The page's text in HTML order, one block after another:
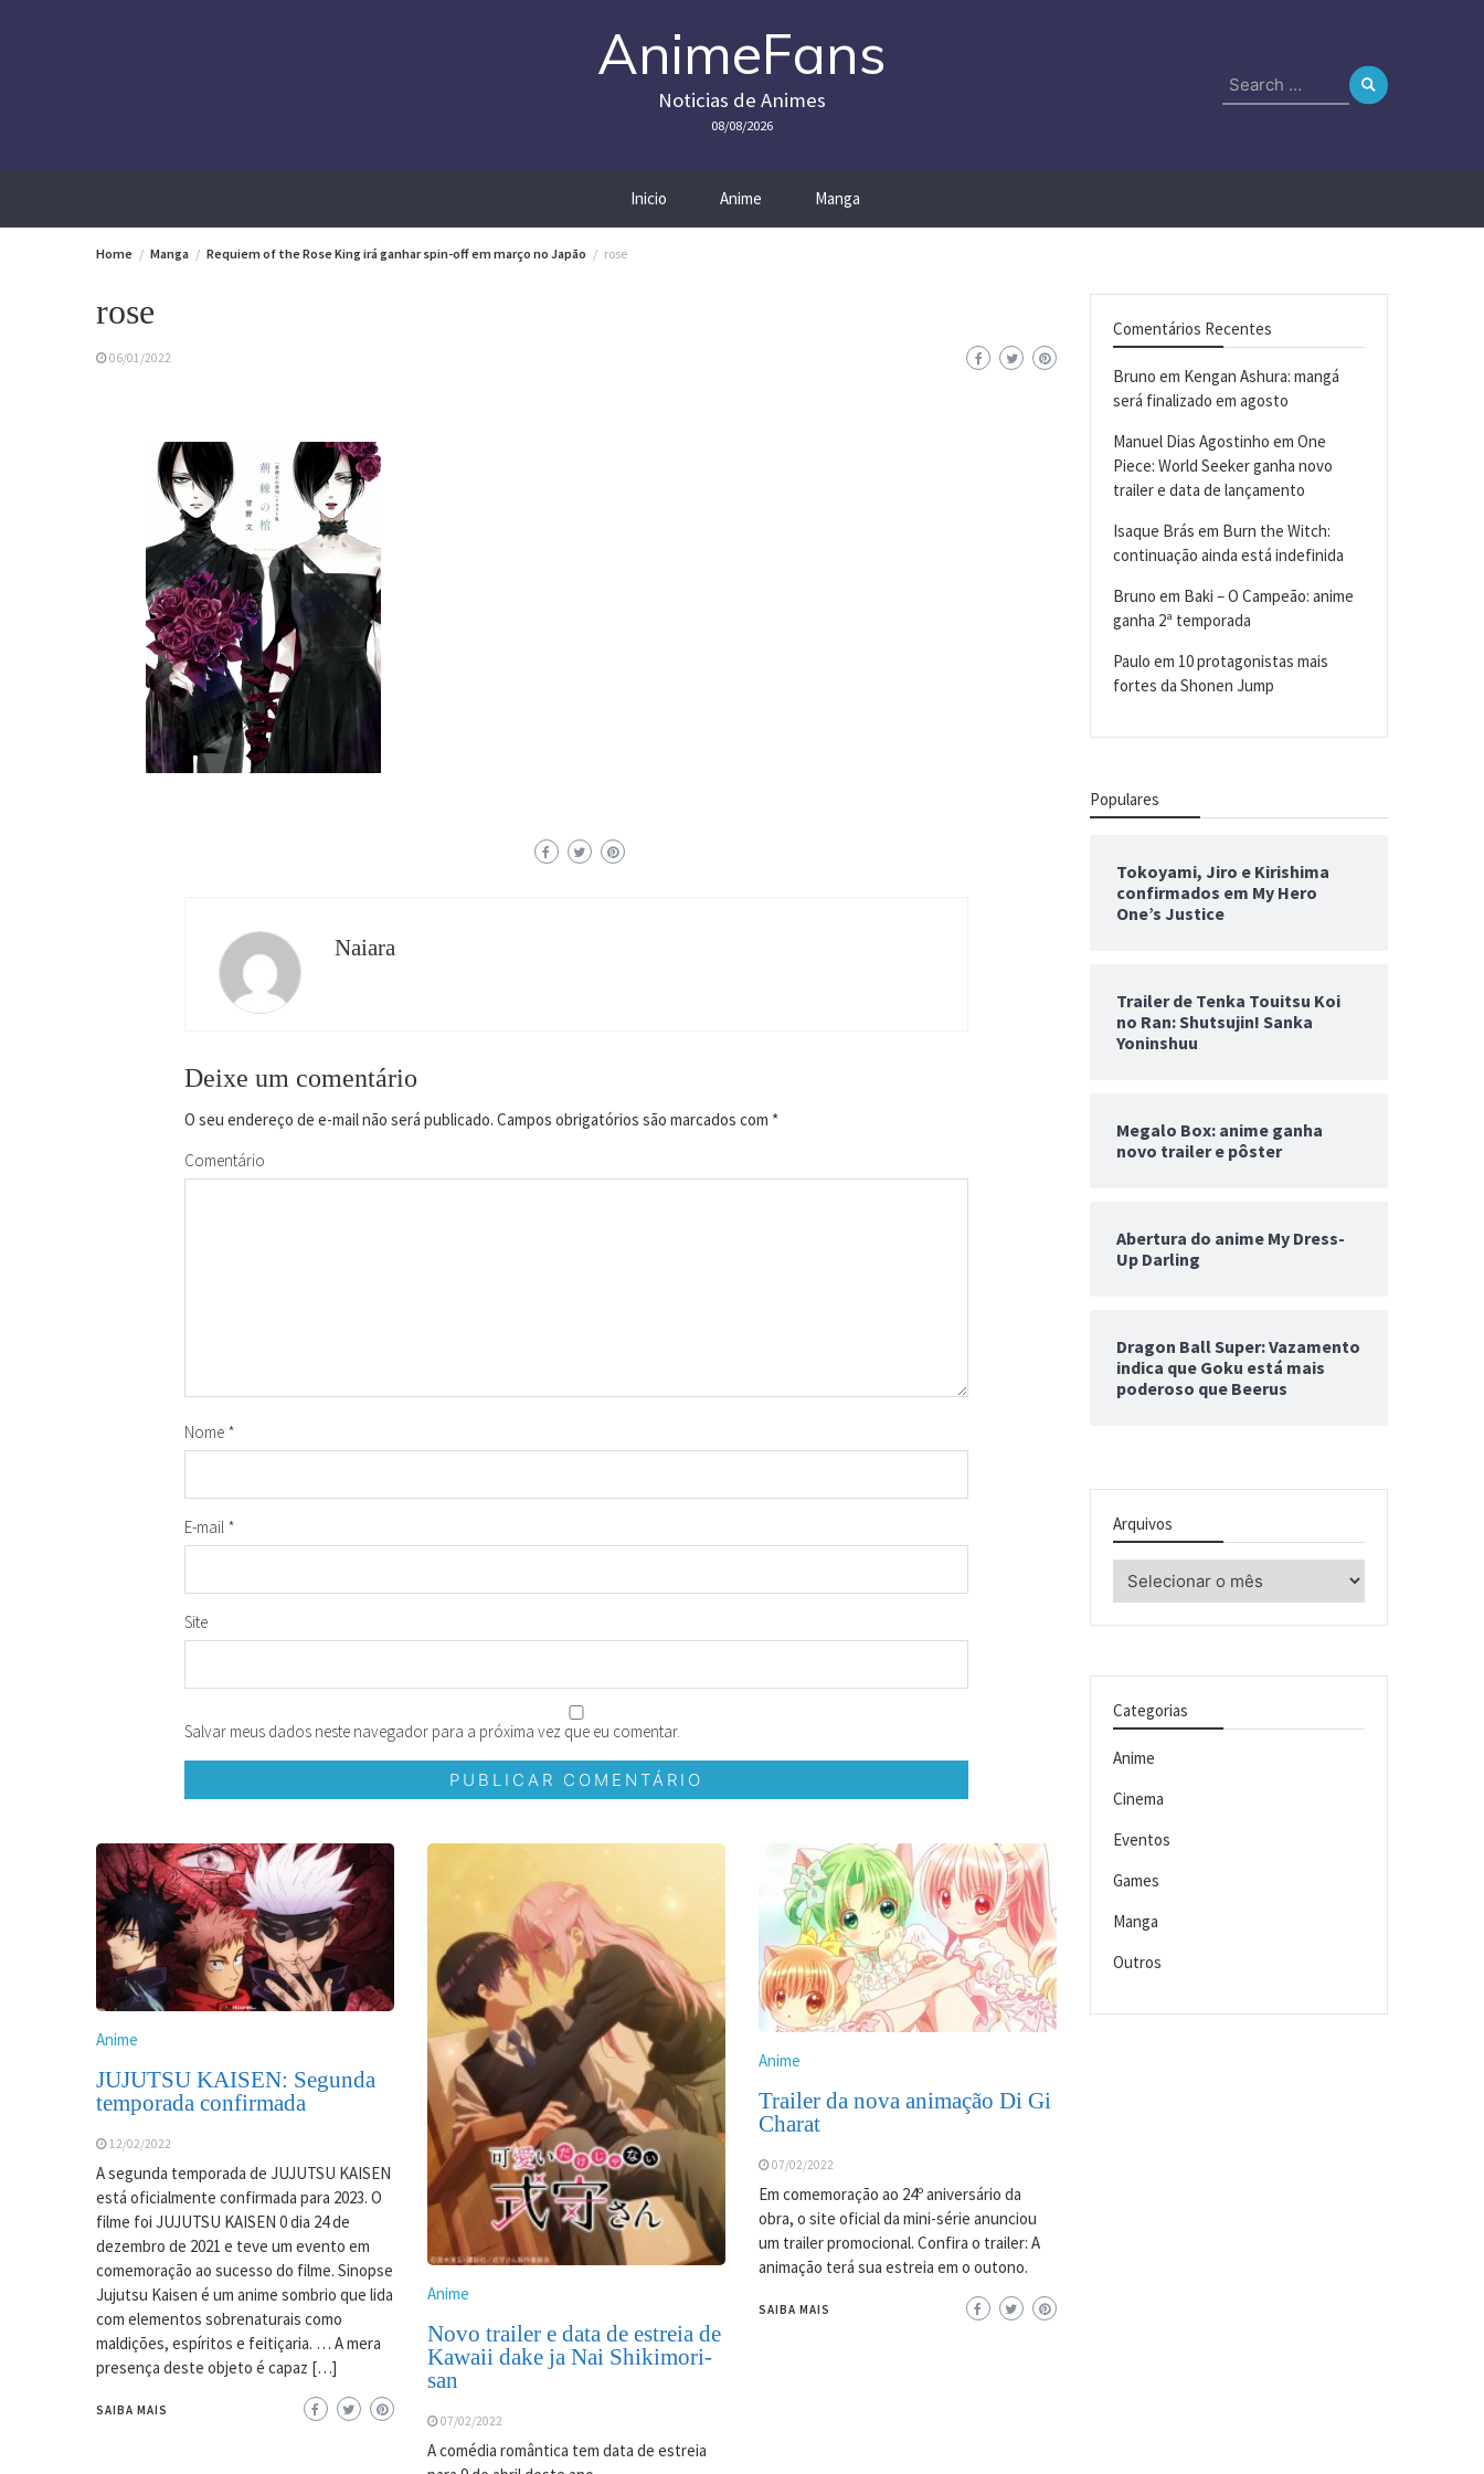
AnimeFans
Noticias de Animes
08/08/2026
Search
for:
Inicio Anime Manga
Home Manga Requiem of the Rose King irá ganhar spin-off em março no Japão rose
rose
06/01/2022
Naiara
Deixe um comentário
O seu endereço de e-mail não será publicado. Campos obrigatórios são marcados com *
Comentário
Nome *
E-mail *
Site
Salvar meus dados neste navegador para a próxima vez que eu comentar.
Anime
JUJUTSU KAISEN: Segunda
temporada confirmada
12/02/2022
A segunda temporada de JUJUTSU KAISEN
está oficialmente confirmada para 2023. O
filme foi JUJUTSU KAISEN 0 dia 24 de
dezembro de 2021 e teve um evento em
comemoração ao sucesso do filme. Sinopse
Jujutsu Kaisen é um anime sombrio que lida
com elementos sobrenaturais como
maldições, espíritos e feitiçaria. … A mera
presença deste objeto é capaz […]
SAIBA MAIS
Anime
Novo trailer e data de estreia de
Kawaii dake ja Nai Shikimori-
san
07/02/2022
A comédia romântica tem data de estreia
Anime
Trailer da nova animação Di Gi
Charat
07/02/2022
Em comemoração ao 24º aniversário da
obra, o site oficial da mini-série anunciou
um trailer promocional. Confira o trailer: A
animação terá sua estreia em o outono.
SAIBA MAIS
Comentários Recentes
Bruno em Kengan Ashura: mangá
será finalizado em agosto
Manuel Dias Agostinho em One
Piece: World Seeker ganha novo
trailer e data de lançamento
Isaque Brás em Burn the Witch:
continuação ainda está indefinida
Bruno em Baki – O Campeão: anime
ganha 2ª temporada
Paulo em 10 protagonistas mais
fortes da Shonen Jump
Populares
Tokoyami, Jiro e Kirishima
confirmados em My Hero
One’s Justice
Trailer de Tenka Touitsu Koi
no Ran: Shutsujin! Sanka
Yoninshuu
Megalo Box: anime ganha
novo trailer e pôster
Abertura do anime My Dress-
Up Darling
Dragon Ball Super: Vazamento
indica que Goku está mais
poderoso que Beerus
Arquivos
Arquivos
Categorias
Anime
Cinema
Eventos
Games
Manga
Outros